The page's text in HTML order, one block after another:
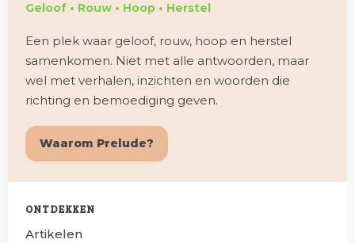
Geloof • Rouw • Hoop • Herstel
Een plek waar geloof, rouw, hoop en herstel
samenkomen. Niet met alle antwoorden, maar
wel met verhalen, inzichten en woorden die
richting en bemoediging geven.
Waarom Prelude?
ONTDEKKEN
Artikelen